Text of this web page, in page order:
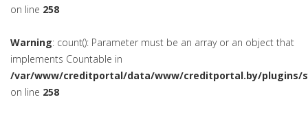
on line 258
Warning: count(): Parameter must be an array or an object that
implements Countable in
/var/www/creditportal/data/www/creditportal.by/plugins/
on line 258